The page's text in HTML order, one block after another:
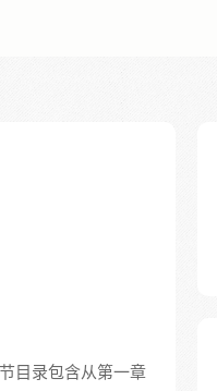
目录包含从第一章